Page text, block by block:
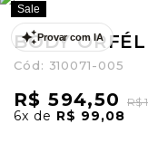
Provar com IA
Sale
BODY
Cód: 310071-005
R$ 594,50 R$
6x de R$ 99,08